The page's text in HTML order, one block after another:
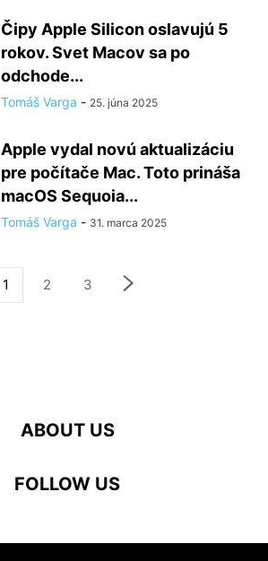
Čipy Apple Silicon oslavujú 5
rokov. Svet Macov sa po
odchode...
Tomáš Varga - 25. júna 2025
Apple vydal novú aktualizáciu
pre počítače Mac. Toto prináša
macOS Sequoia...
Tomáš Varga - 31. marca 2025
1 2 3
ABOUT US
FOLLOW US